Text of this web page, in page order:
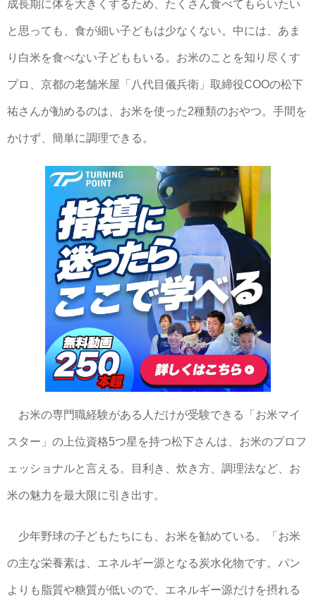
成長期に体を大きくするため、たくさん食べてもらいたい
と思っても、食が細い子どもは少なくない。中には、あま
り白米を食べない子どももいる。お米のことを知り尽くす
プロ、京都の老舗米屋「八代目儀兵衛」取締役COOの松下
祐さんが勧めるのは、お米を使った2種類のおやつ。手間を
かけず、簡単に調理できる。
お米の専門職経験がある人だけが受験できる「お米マイ
スター」の上位資格5つ星を持つ松下さんは、お米のプロフ
ェッショナルと言える。目利き、炊き方、調理法など、お
米の魅力を最大限に引き出す。
少年野球の子どもたちにも、お米を勧めている。「お米
の主な栄養素は、エネルギー源となる炭水化物です。パン
よりも脂質や糖質が低いので、エネルギー源だけを摂れる